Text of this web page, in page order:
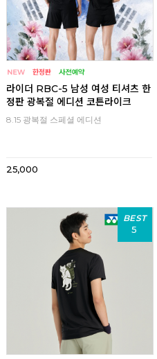
라이더 RBC-5 남성 여성 티셔츠 한
정판 광복절 에디션 코튼라이크
8.15 광복절 스페셜 에디션
25,000
BEST
5